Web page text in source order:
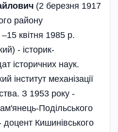
(2 березня 1917
району
квітня 1985 р.
- історик-
історичних наук.
інститут механізації
З 1953 року -
Подільського
доцент Кишинівського